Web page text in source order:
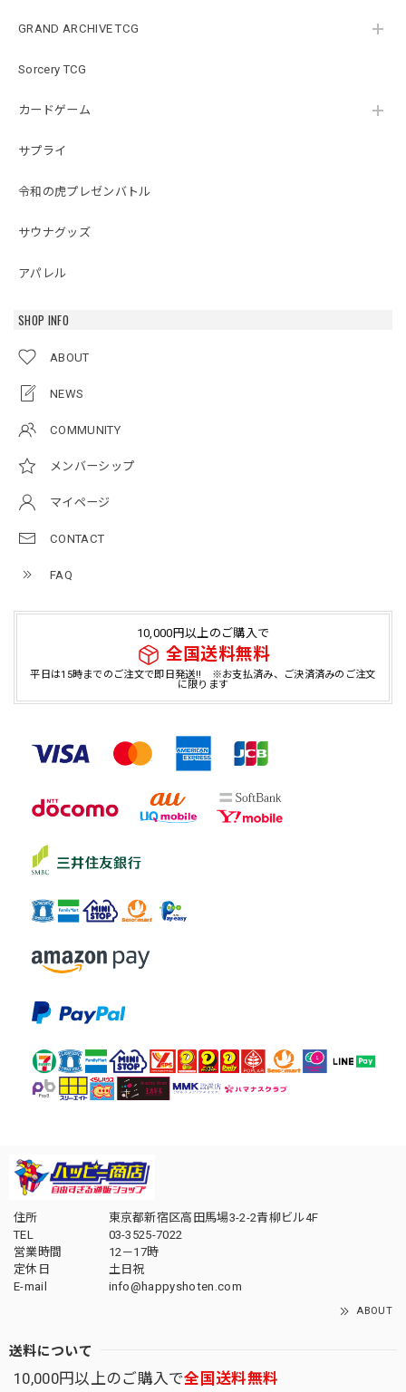
GRAND ARCHIVE TCG
Sorcery TCG
カードゲーム
サプライ
令和の虎プレゼンバトル
サウナグッズ
アパレル
SHOP INFO
ABOUT
NEWS
COMMUNITY
メンバーシップ
マイページ
CONTACT
FAQ
10,000円以上のご購入で
全国送料無料
平日は15時までのご注文で即日発送!! ※お支払済み、ご決済済みのご注文
に限ります
住所
東京都新宿区高田馬場3-2-2青柳ビル4F
TEL
03-3525-7022
営業時間
12－17時
定休日
土日祝
E-mail
info@happyshoten.com
ABOUT
送料について
10,000円以上のご購入で全国送料無料